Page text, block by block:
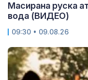
Масирана руска
вода (ВИДЕО)
09:30 • 09.08.26